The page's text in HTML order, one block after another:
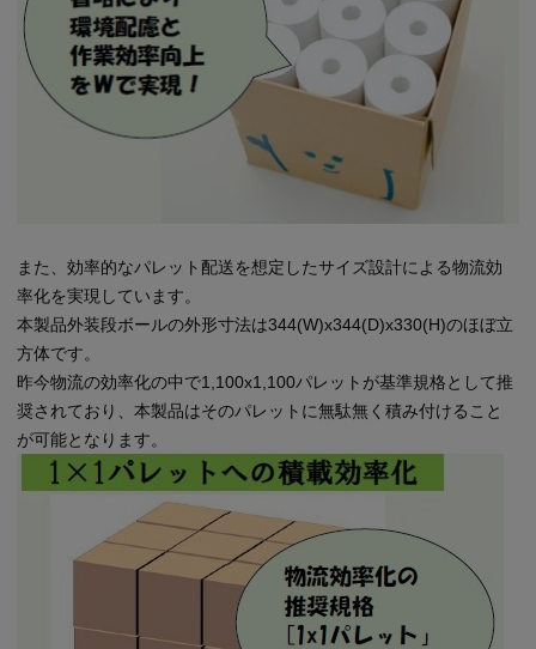
また、効率的なパレット配送を想定したサイズ設計による物流効
率化を実現しています。
本製品外装段ボールの外形寸法は344(W)x344(D)x330(H)のほぼ立
方体です。
昨今物流の効率化の中で1,100x1,100パレットが基準規格として推
奨されており、本製品はそのパレットに無駄無く積み付けること
が可能となります。